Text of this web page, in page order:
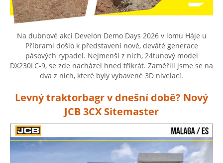
Na dubnové akci Develon Demo Days 2026 v lomu Háje u
Příbrami došlo k představení nové, deváté generace
pásových rypadel. Nejmenší z nich, 24tunový model
DX230LC-9, se zde nacházel hned třikrát. Zaměřili jsme se na
dva z nich, které byly vybavené 3D nivelací.
Levný traktorbagr v dnešní době? Nový
JCB 3CX Sitemaster